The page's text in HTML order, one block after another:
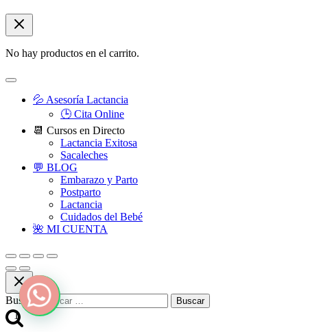
No hay productos en el carrito.
1
💦 Asesoría Lactancia
🕒 Cita Online
📆 Cursos en Directo
Lactancia Exitosa
Sacaleches
💬 BLOG
Embarazo y Parto
Postparto
Lactancia
Cuidados del Bebé
🌺 MI CUENTA
Buscar: